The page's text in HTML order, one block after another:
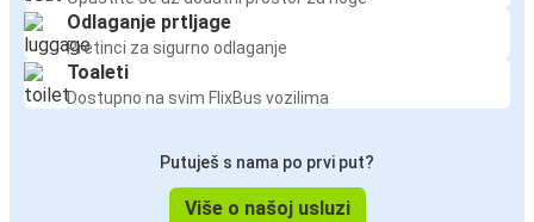
Odlaganje prtljage
Pretinci za sigurno odlaganje
Toaleti
Dostupno na svim FlixBus vozilima
Putuješ s nama po prvi put?
Više o našoj usluzi